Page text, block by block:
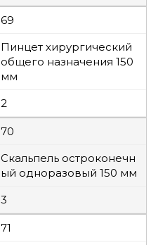
69
Пинцет хирургический
общего назначения 150
мм
2
70
Скальпель остроконечн
ый одноразовый 150 мм
3
71